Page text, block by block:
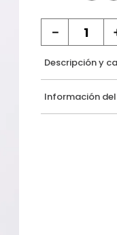
－
Descripción y